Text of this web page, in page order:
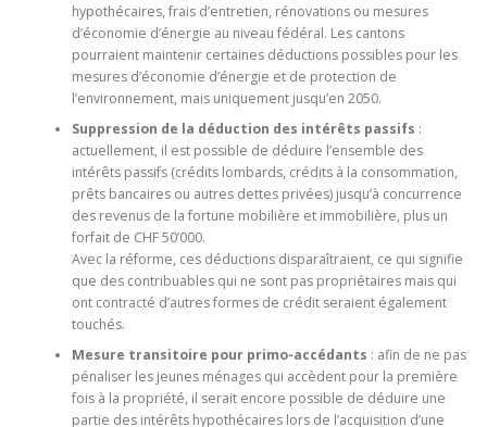
hypothécaires, frais d’entretien, rénovations ou mesures
d’économie d’énergie au niveau fédéral. Les cantons
pourraient maintenir certaines déductions possibles pour les
mesures d’économie d’énergie et de protection de
l’environnement, mais uniquement jusqu’en 2050.
Suppression de la déduction des intérêts passifs :
actuellement, il est possible de déduire l’ensemble des
intérêts passifs (crédits lombards, crédits à la consommation,
prêts bancaires ou autres dettes privées) jusqu’à concurrence
des revenus de la fortune mobilière et immobilière, plus un
forfait de CHF 50’000.
Avec la réforme, ces déductions disparaîtraient, ce qui signifie
que des contribuables qui ne sont pas propriétaires mais qui
ont contracté d’autres formes de crédit seraient également
touchés.
Mesure transitoire pour primo-accédants : afin de ne pas
pénaliser les jeunes ménages qui accèdent pour la première
fois à la propriété, il serait encore possible de déduire une
partie des intérêts hypothécaires lors de l’acquisition d’une